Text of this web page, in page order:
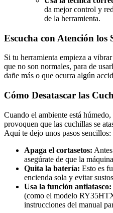
da mejor control y
de la herramienta.
Escucha con Atención los
Si tu herramienta empieza a
que no son normales, para de
dañe más o que ocurra algún
Cómo Desatascar las
Cuando el ambiente está
provoquen que las cuchillas se
Aquí te dejo unos pasos sencillos:
Apaga el cortasetos:
asegúrate de que la
Quita la batería: Esto es
encienda sola y evitar
Usa la función antiatasco:
(como el modelo
instrucciones del manual